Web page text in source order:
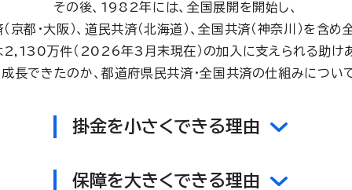
その後、1982年には、全国展開を開始し、
京都・大阪）、道民共済（北海道）、全国共済（神奈川）を
万件（2026年3月末現在）の加入に支えられる助け
長できたのか、都道府県民共済・全国共済の仕組みについ
掛金を小さくできる理由
保障を大きくできる理由